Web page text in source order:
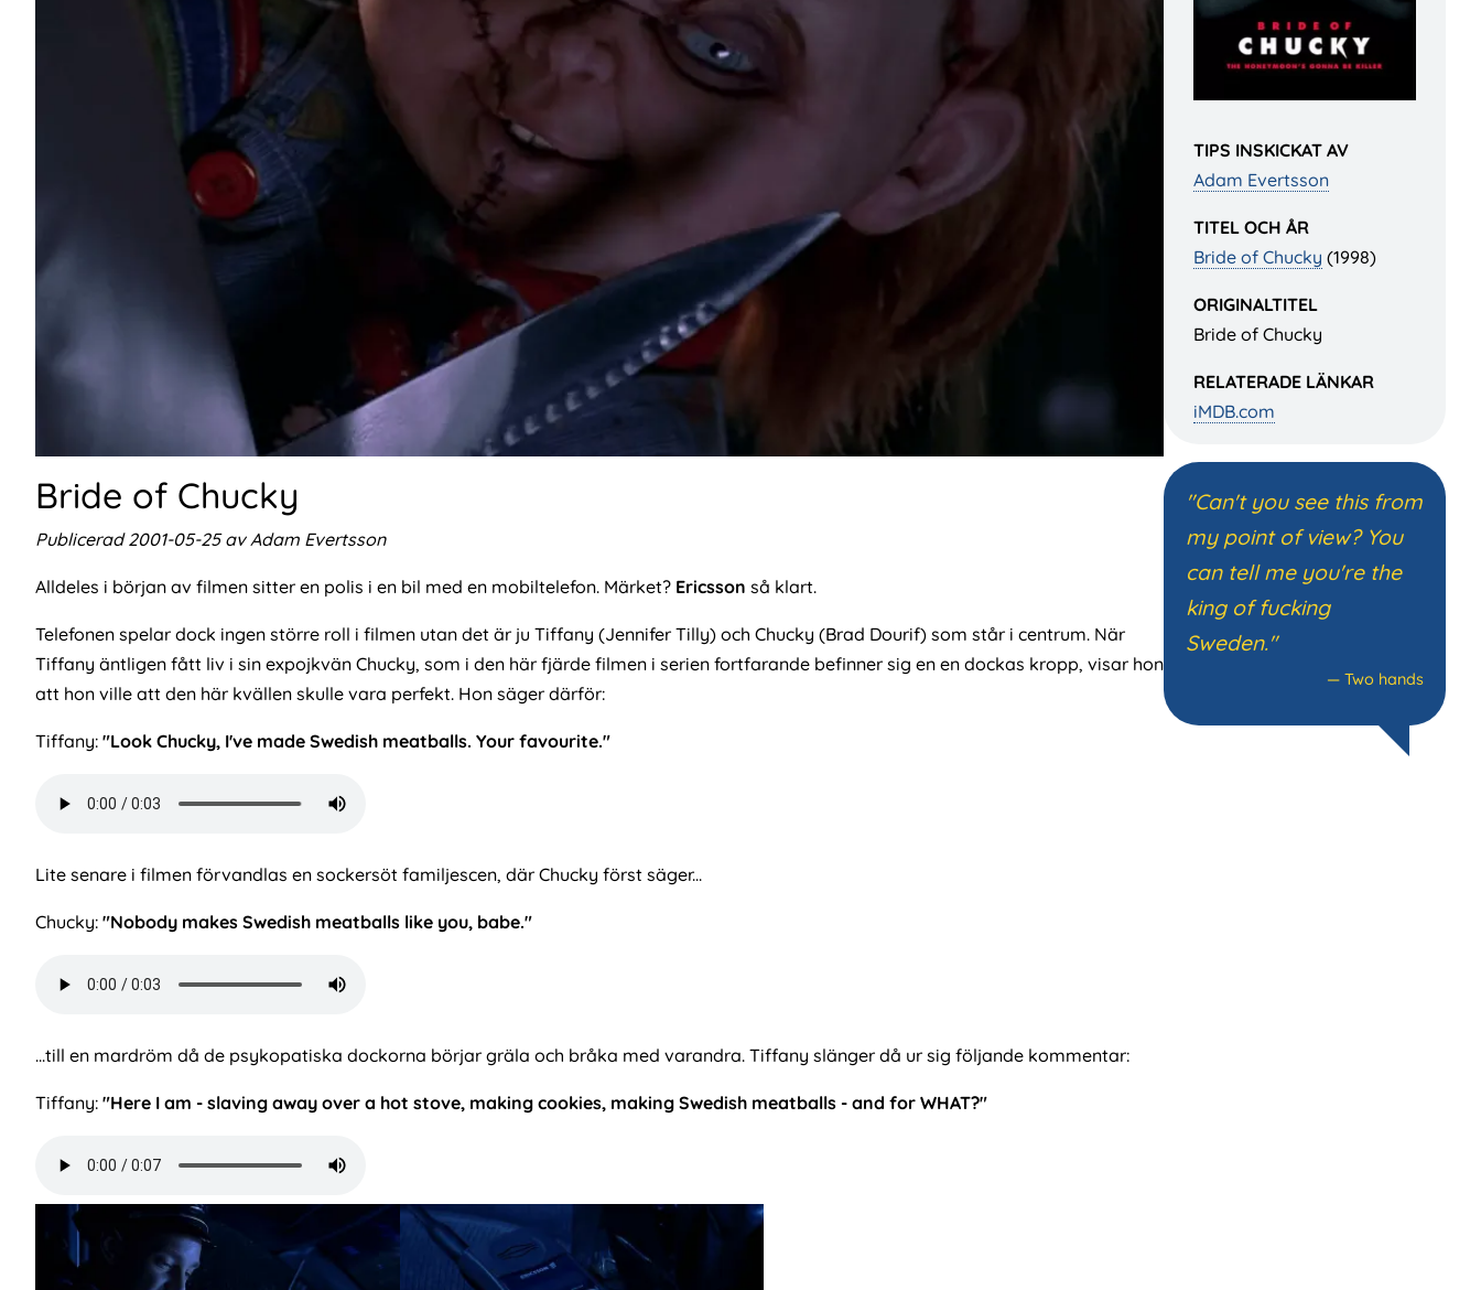
Bride of Chucky
Publicerad 2001-05-25 av Adam Evertsson
Alldeles i början av filmen sitter en polis i en bil med en mobiltelefon. Märket? Ericsson så klart.
Telefonen spelar dock ingen större roll i filmen utan det är ju Tiffany (Jennifer Tilly) och Chucky (Brad Dourif) som står i centrum. När
Tiffany äntligen fått liv i sin expojkvän Chucky, som i den här fjärde filmen i serien fortfarande befinner sig en en dockas kropp, visar hon
att hon ville att den här kvällen skulle vara perfekt. Hon säger därför:
Tiffany: "Look Chucky, I've made Swedish meatballs. Your favourite."
Lite senare i filmen förvandlas en sockersöt familjescen, där Chucky först säger...
Chucky: "Nobody makes Swedish meatballs like you, babe."
...till en mardröm då de psykopatiska dockorna börjar gräla och bråka med varandra. Tiffany slänger då ur sig följande kommentar:
Tiffany: "Here I am - slaving away over a hot stove, making cookies, making Swedish meatballs - and for WHAT?"
TIPS INSKICKAT AV
Adam Evertsson
TITEL OCH ÅR
Bride of Chucky (1998)
ORIGINALTITEL
Bride of Chucky
RELATERADE LÄNKAR
iMDB.com
"Can't you see this from
my point of view? You
can tell me you're the
king of fucking
Sweden."
— Two hands